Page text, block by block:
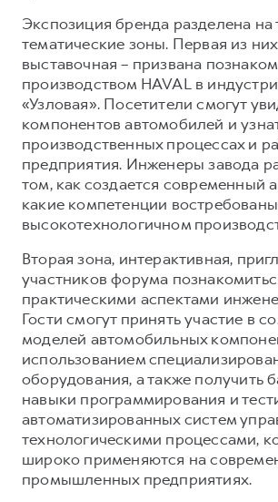
Экспозиция бренда разделена на
тематические зоны. Первая из
выставочная – призвана
производством HAVAL в
«Узловая». Посетители смогут
компонентов автомобилей и
производственных процессах и
предприятия. Инженеры завода
том, как создается современный
какие компетенции
высокотехнологичном
Вторая зона, интерактивная,
участников форума
практическими аспектами
Гости смогут принять участие в
моделей автомобильных
использованием
оборудования, а также получить
навыки программирования и
автоматизированных систем
технологическими процессами,
широко применяются на
промышленных предприятиях.